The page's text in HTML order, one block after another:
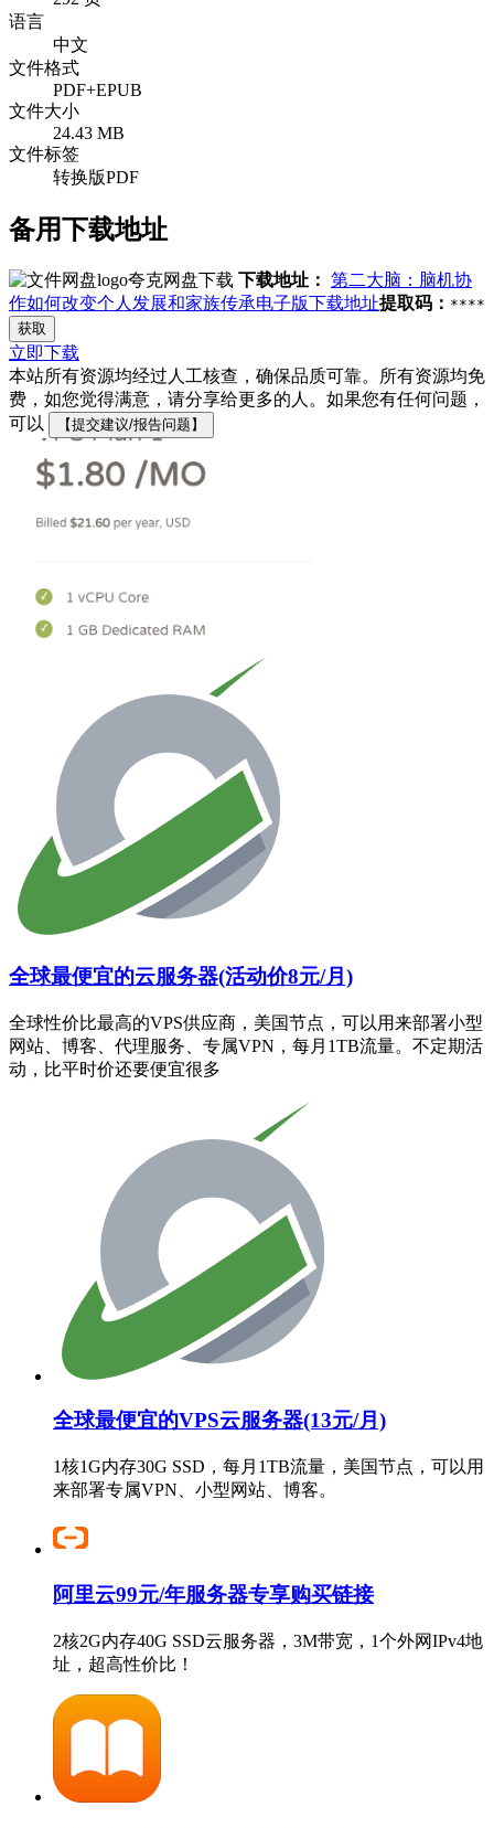
语言
中文
文件格式
PDF+EPUB
文件大小
24.43 MB
文件标签
转换版PDF
备用下载地址
夸克网盘下载 下载地址： 第二大脑：脑机协
作如何改变个人发展和家族传承电子版下载地址提取码： ****
获取
立即下载
本站所有资源均经过人工核查，确保品质可靠。所有资源均免
费，如您觉得满意，请分享给更多的人。如果您有任何问题，
可以
【提交建议/报告问题】
全球最便宜的云服务器(活动价8元/月)
全球性价比最高的VPS供应商，美国节点，可以用来部署小型
网站、博客、代理服务、专属VPN，每月1TB流量。不定期活
动，比平时价还要便宜很多
全球最便宜的VPS云服务器(13元/月)
1核1G内存30G SSD，每月1TB流量，美国节点，可以用
来部署专属VPN、小型网站、博客。
阿里云99元/年服务器专享购买链接
2核2G内存40G SSD云服务器，3M带宽，1个外网IPv4地
址，超高性价比！